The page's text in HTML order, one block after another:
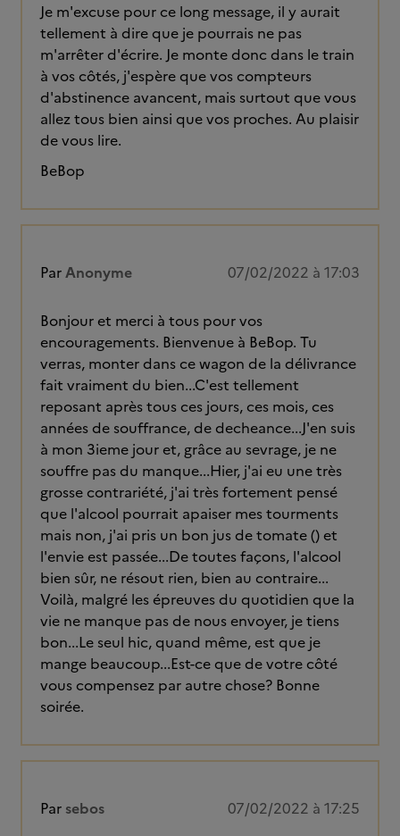
Je m'excuse pour ce long message, il y aurait
tellement à dire que je pourrais ne pas
m'arrêter d'écrire. Je monte donc dans le train
à vos côtés, j'espère que vos compteurs
d'abstinence avancent, mais surtout que vous
allez tous bien ainsi que vos proches. Au plaisir
de vous lire.
BeBop
ParAnonyme 07/02/2022 à 17:03
Bonjour et merci à tous pour vos
encouragements. Bienvenue à BeBop. Tu
verras, monter dans ce wagon de la délivrance
fait vraiment du bien...C'est tellement
reposant après tous ces jours, ces mois, ces
années de souffrance, de decheance...J'en suis
à mon 3ieme jour et, grâce au sevrage, je ne
souffre pas du manque...Hier, j'ai eu une très
grosse contrariété, j'ai très fortement pensé
que l'alcool pourrait apaiser mes tourments
mais non, j'ai pris un bon jus de tomate () et
l'envie est passée...De toutes façons, l'alcool
bien sûr, ne résout rien, bien au contraire...
Voilà, malgré les épreuves du quotidien que la
vie ne manque pas de nous envoyer, je tiens
bon...Le seul hic, quand même, est que je
mange beaucoup...Est-ce que de votre côté
vous compensez par autre chose? Bonne
soirée.
Par sebos 07/02/2022 à 17:25